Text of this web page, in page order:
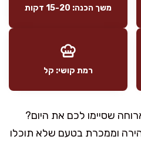
משך הכנה: 15-20 דקות
רמת קושי: קל
שסיימו לכם את היום?
וממכרת בטעם שלא תוכלו